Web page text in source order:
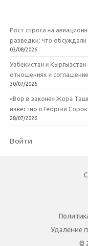
Рост спроса на
разведки: что обсуждали
03/08/2026
Узбекистан и
отношениях и
30/07/2026
«Вор в законе» Жора
известно о Георгии
28/07/2026
Войти
Удаление
©